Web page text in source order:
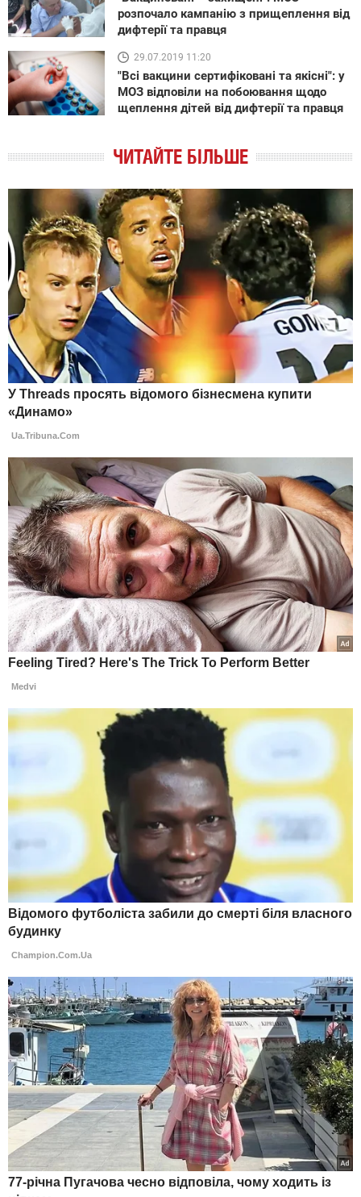
розпочало кампанію з прищеплення від
дифтерії та правця
29.07.2019 11:20
"Всі вакцини сертифіковані та якісні": у
МОЗ відповіли на побоювання щодо
щеплення дітей від дифтерії та правця
ЧИТАЙТЕ БІЛЬШЕ